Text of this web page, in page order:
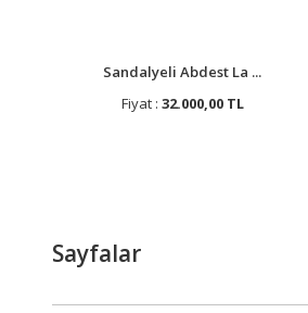
Sandalyeli Abdest La ...
Fiyat : 32.000,00 TL
Sayfalar